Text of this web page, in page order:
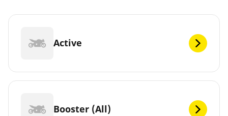
Active
Booster (All)